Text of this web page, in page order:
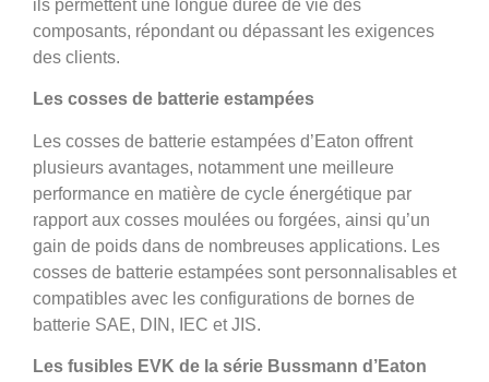
ils permettent une longue durée de vie des
composants, répondant ou dépassant les exigences
des clients.
Les cosses de batterie estampées
Les cosses de batterie estampées d’Eaton offrent
plusieurs avantages, notamment une meilleure
performance en matière de cycle énergétique par
rapport aux cosses moulées ou forgées, ainsi qu’un
gain de poids dans de nombreuses applications. Les
cosses de batterie estampées sont personnalisables et
compatibles avec les configurations de bornes de
batterie SAE, DIN, IEC et JIS.
Les fusibles EVK de la série Bussmann d’Eaton